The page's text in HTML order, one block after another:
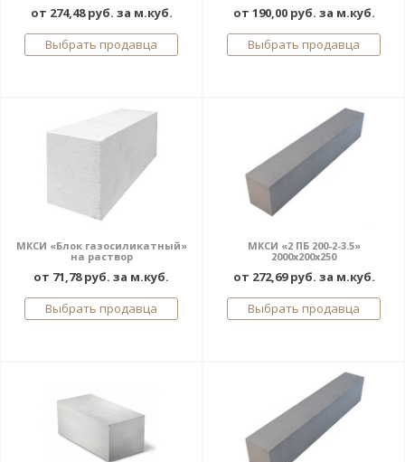
от 274,48 руб. за м.куб.
Выбрать продавца
от 190,00 руб. за м.куб.
Выбрать продавца
МКСИ «Блок газосиликатный»
на раствор
от 71,78 руб. за м.куб.
Выбрать продавца
МКСИ «2 ПБ 200-2-3.5»
2000х200х250
от 272,69 руб. за м.куб.
Выбрать продавца